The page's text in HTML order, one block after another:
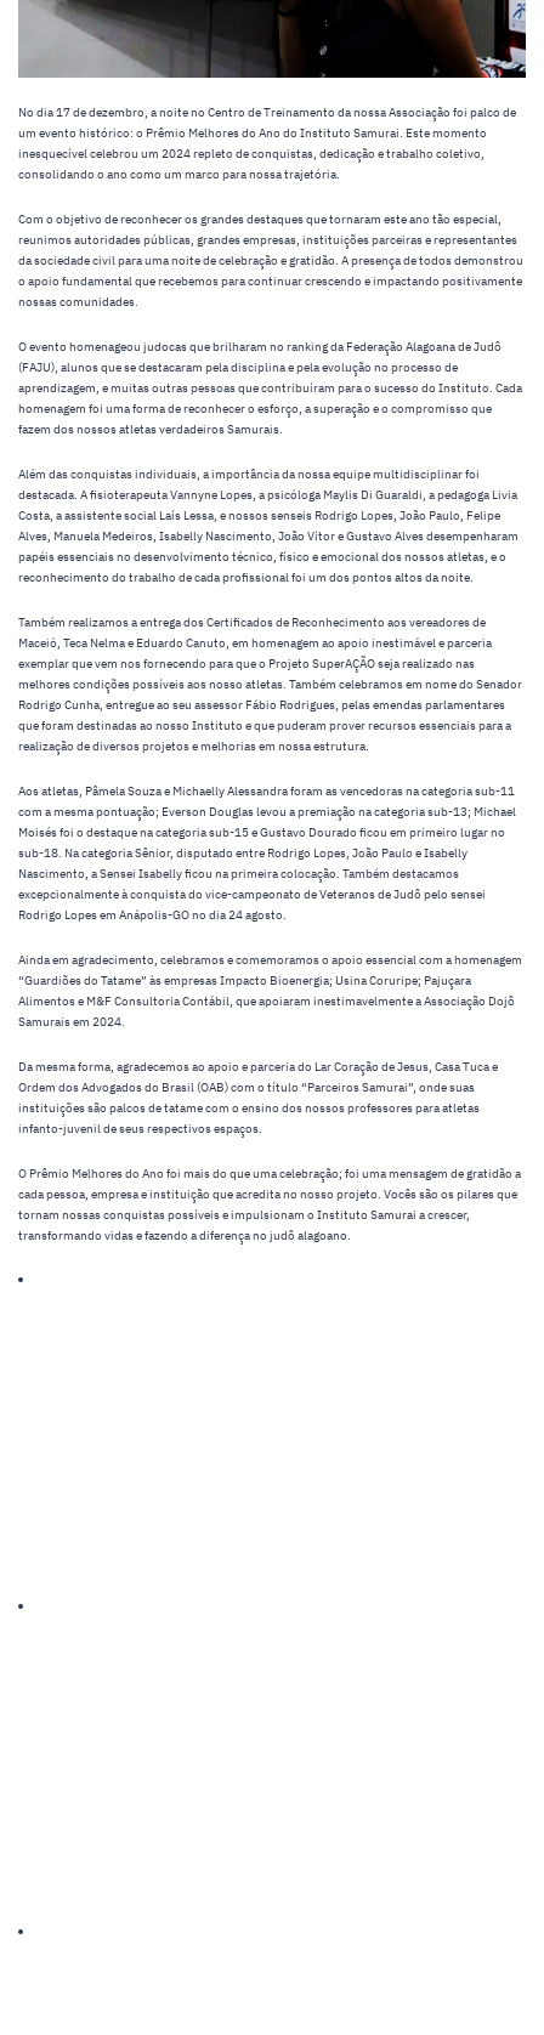
No dia 17 de dezembro, a noite no Centro de Treinamento da nossa Associação foi palco de
um evento histórico: o Prêmio Melhores do Ano do Instituto Samurai. Este momento
inesquecível celebrou um 2024 repleto de conquistas, dedicação e trabalho coletivo,
consolidando o ano como um marco para nossa trajetória.
Com o objetivo de reconhecer os grandes destaques que tornaram este ano tão especial,
reunimos autoridades públicas, grandes empresas, instituições parceiras e representantes
da sociedade civil para uma noite de celebração e gratidão. A presença de todos demonstrou
o apoio fundamental que recebemos para continuar crescendo e impactando positivamente
nossas comunidades.
O evento homenageou judocas que brilharam no ranking da Federação Alagoana de Judô
(FAJU), alunos que se destacaram pela disciplina e pela evolução no processo de
aprendizagem, e muitas outras pessoas que contribuíram para o sucesso do Instituto. Cada
homenagem foi uma forma de reconhecer o esforço, a superação e o compromisso que
fazem dos nossos atletas verdadeiros Samurais.
Além das conquistas individuais, a importância da nossa equipe multidisciplinar foi
destacada. A fisioterapeuta Vannyne Lopes, a psicóloga Maylis Di Guaraldi, a pedagoga Livia
Costa, a assistente social Laís Lessa, e nossos senseis Rodrigo Lopes, João Paulo, Felipe
Alves, Manuela Medeiros, Isabelly Nascimento, João Vítor e Gustavo Alves desempenharam
papéis essenciais no desenvolvimento técnico, físico e emocional dos nossos atletas, e o
reconhecimento do trabalho de cada profissional foi um dos pontos altos da noite.
Também realizamos a entrega dos Certificados de Reconhecimento aos vereadores de
Maceió, Teca Nelma e Eduardo Canuto, em homenagem ao apoio inestimável e parceria
exemplar que vem nos fornecendo para que o Projeto SuperAÇÃO seja realizado nas
melhores condições possíveis aos nosso atletas. Também celebramos em nome do Senador
Rodrigo Cunha, entregue ao seu assessor Fábio Rodrigues, pelas emendas parlamentares
que foram destinadas ao nosso Instituto e que puderam prover recursos essenciais para a
realização de diversos projetos e melhorias em nossa estrutura.
Aos atletas, Pâmela Souza e Michaelly Alessandra foram as vencedoras na categoria sub-11
com a mesma pontuação; Everson Douglas levou a premiação na categoria sub-13; Michael
Moisés foi o destaque na categoria sub-15 e Gustavo Dourado ficou em primeiro lugar no
sub-18. Na categoria Sênior, disputado entre Rodrigo Lopes, João Paulo e Isabelly
Nascimento, a Sensei Isabelly ficou na primeira colocação. Também destacamos
excepcionalmente à conquista do vice-campeonato de Veteranos de Judô pelo sensei
Rodrigo Lopes em Anápolis-GO no dia 24 agosto.
Ainda em agradecimento, celebramos e comemoramos o apoio essencial com a homenagem
“Guardiões do Tatame” às empresas Impacto Bioenergia; Usina Coruripe; Pajuçara
Alimentos e M&F Consultoria Contábil, que apoiaram inestimavelmente a Associação Dojô
Samurais em 2024.
Da mesma forma, agradecemos ao apoio e parceria do Lar Coração de Jesus, Casa Tuca e
Ordem dos Advogados do Brasil (OAB) com o título “Parceiros Samurai”, onde suas
instituições são palcos de tatame com o ensino dos nossos professores para atletas
infanto-juvenil de seus respectivos espaços.
O Prêmio Melhores do Ano foi mais do que uma celebração; foi uma mensagem de gratidão a
cada pessoa, empresa e instituição que acredita no nosso projeto. Vocês são os pilares que
tornam nossas conquistas possíveis e impulsionam o Instituto Samurai a crescer,
transformando vidas e fazendo a diferença no judô alagoano.